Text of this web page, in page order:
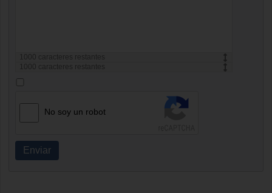
caracteres restantes
caracteres restantes
No soy un robot
Enviar